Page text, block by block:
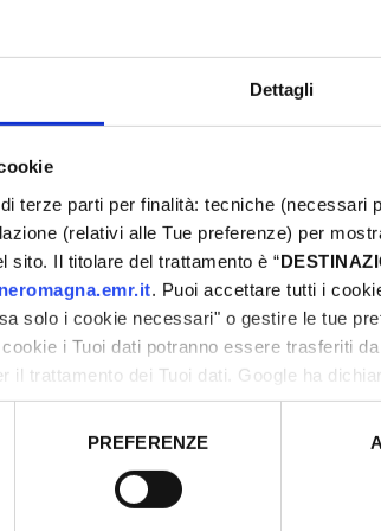
Dettagli
terze parti per finalità: tecniche (necessari
(relativi alle Tue preferenze) per
sito. Il titolare del trattamento è “
. Puoi accettare tutti i
solo i cookie necessari" o gestire le tue
i Tuoi dati potranno essere trasferiti
il trattamento dei Tuoi dati. Google ha
che abbiamo valutato essere sufficienti.
PREFERENZE